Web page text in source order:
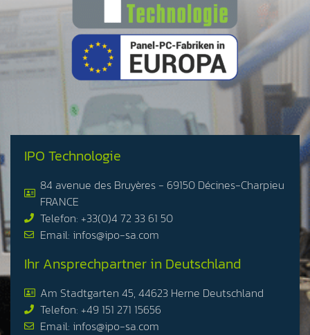
IPO Technologie
84 avenue des Bruyères - 69150 Décines-Charpieu
FRANCE
Telefon: +33(0)4 72 33 61 50
Email: infos@ipo-sa.com
Ihr Ansprechpartner in Deutschland
Am Stadtgarten 45, 44623 Herne Deutschland
Telefon: +49 151 271 15656
Email: infos@ipo-sa.com